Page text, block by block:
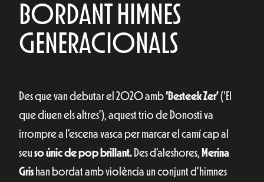
BORDANT HIMNES
GENERACIONALS
Des que van debutar el 2020 amb‘Besteek Zer’(‘El
que diuen els altres’), aquest trio de Donosti va
irrompre a l’escena vasca per marcar el camí cap al
seu so únic de pop brillant. Des d’aleshores, Merina
Gris han bordat amb violència un conjunt d’himnes